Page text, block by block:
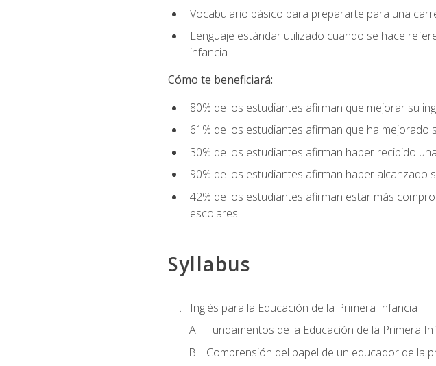
Vocabulario básico para prepararte para una
Lenguaje estándar utilizado cuando se hace
infancia
Cómo te beneficiará:
80% de los estudiantes afirman que mejorar su
61% de los estudiantes afirman que ha mejorado
30% de los estudiantes afirman haber recibido
90% de los estudiantes afirman haber alcanzado
42% de los estudiantes afirman estar más
escolares
Syllabus
Inglés para la Educación de la Primera Infancia
Fundamentos de la Educación de la Primera
Comprensión del papel de un educador de la